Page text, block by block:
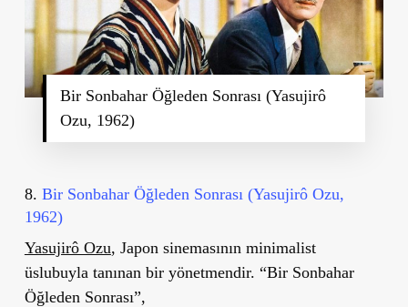
Bir Sonbahar Öğleden Sonrası (Yasujirô
Ozu, 1962)
8. Bir Sonbahar Öğleden Sonrası (Yasujirô Ozu,
1962)
Yasujirô Ozu, Japon sinemasının minimalist
üslubuyla tanınan bir yönetmendir. “Bir Sonbahar
Öğleden Sonrası”,